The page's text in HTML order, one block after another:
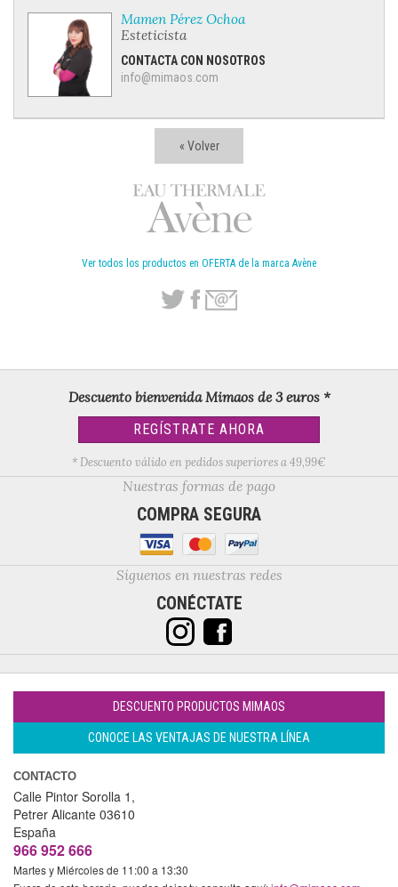
« Volver
Ver todos los productos en OFERTA de la marca Avène
Mamen Pérez Ochoa
Esteticista
CONTACTA CON NOSOTROS
info@mimaos.com
Descuento bienvenida Mimaos de 3 euros *
REGÍSTRATE AHORA
* Descuento válido en pedidos superiores a 49,99€
Nuestras formas de pago
COMPRA SEGURA
Síguenos en nuestras redes
CONÉCTATE
DESCUENTO PRODUCTOS MIMAOS
CONOCE LAS VENTAJAS DE NUESTRA LÍNEA
CONTACTO
Calle Pintor Sorolla 1,
Petrer Alicante 03610
España
966 952 666
Martes y Miércoles de 11:00 a 13:30